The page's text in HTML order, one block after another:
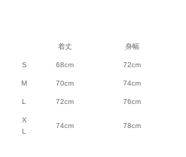
着丈 身幅
S 68cm 72cm
M 70cm 74cm
L 72cm 76cm
X
L
74cm 78cm